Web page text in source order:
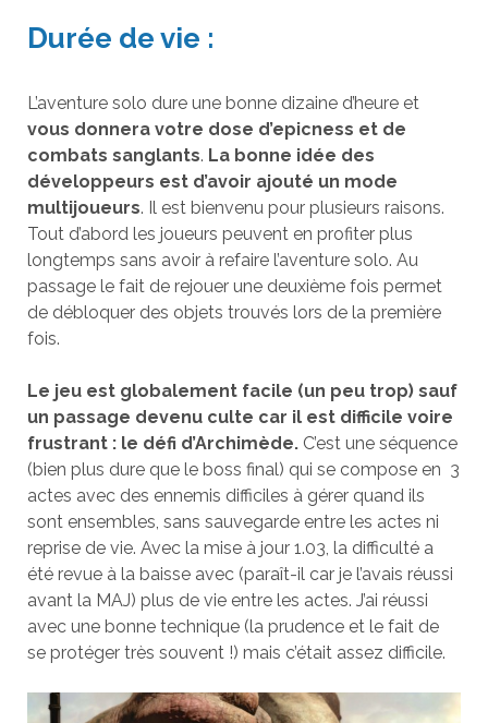
Durée de vie :
L’aventure solo dure une bonne dizaine d’heure et
vous donnera votre dose d’epicness et de
combats sanglants. La bonne idée des
développeurs est d’avoir ajouté un mode
multijoueurs. Il est bienvenu pour plusieurs raisons.
Tout d’abord les joueurs peuvent en profiter plus
longtemps sans avoir à refaire l’aventure solo. Au
passage le fait de rejouer une deuxième fois permet
de débloquer des objets trouvés lors de la première
fois.
Le jeu est globalement facile (un peu trop) sauf
un passage devenu culte car il est difficile voire
frustrant : le défi d’Archimède.C’est une séquence
(bien plus dure que le boss final) qui se compose en 3
actes avec des ennemis difficiles à gérer quand ils
sont ensembles, sans sauvegarde entre les actes ni
reprise de vie. Avec la mise à jour 1.03, la difficulté a
été revue à la baisse avec (paraît-il car je l’avais réussi
avant la MAJ) plus de vie entre les actes. J’ai réussi
avec une bonne technique (la prudence et le fait de
se protéger très souvent !) mais c’était assez difficile.